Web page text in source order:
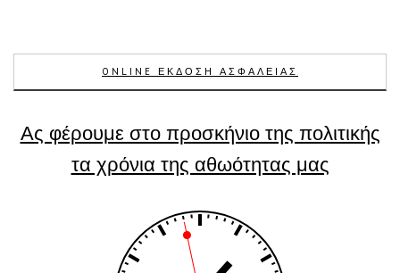
ONLINE ΕΚΔΟΣΗ ΑΣΦΑΛΕΙΑΣ
Ας φέρουμε στο προσκήνιο της πολιτικής
τα χρόνια της αθωότητας μας